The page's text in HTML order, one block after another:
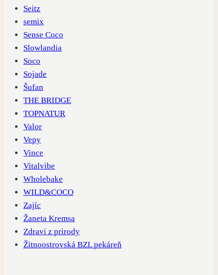
Seitz
semix
Sense Coco
Slowlandia
Soco
Sojade
Šufan
THE BRIDGE
TOPNATUR
Valor
Vepy
Vince
Vitalvibe
Wholebake
WILD&COCO
Zajíc
Žaneta Kremsa
Zdravi z prirody
Žitnoostrovská BZL pekáreň